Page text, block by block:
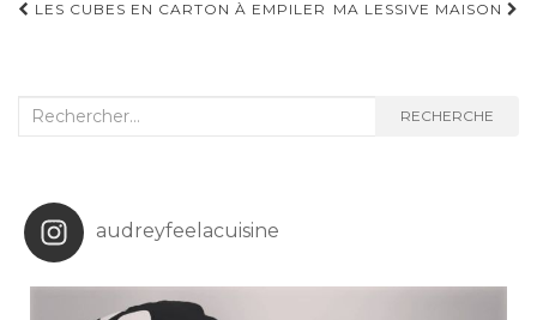
Navigation
LES CUBES EN CARTON À EMPILER MA LESSIVE MAISON
Recherche
RECHERCHE
audreyfeelacuisine